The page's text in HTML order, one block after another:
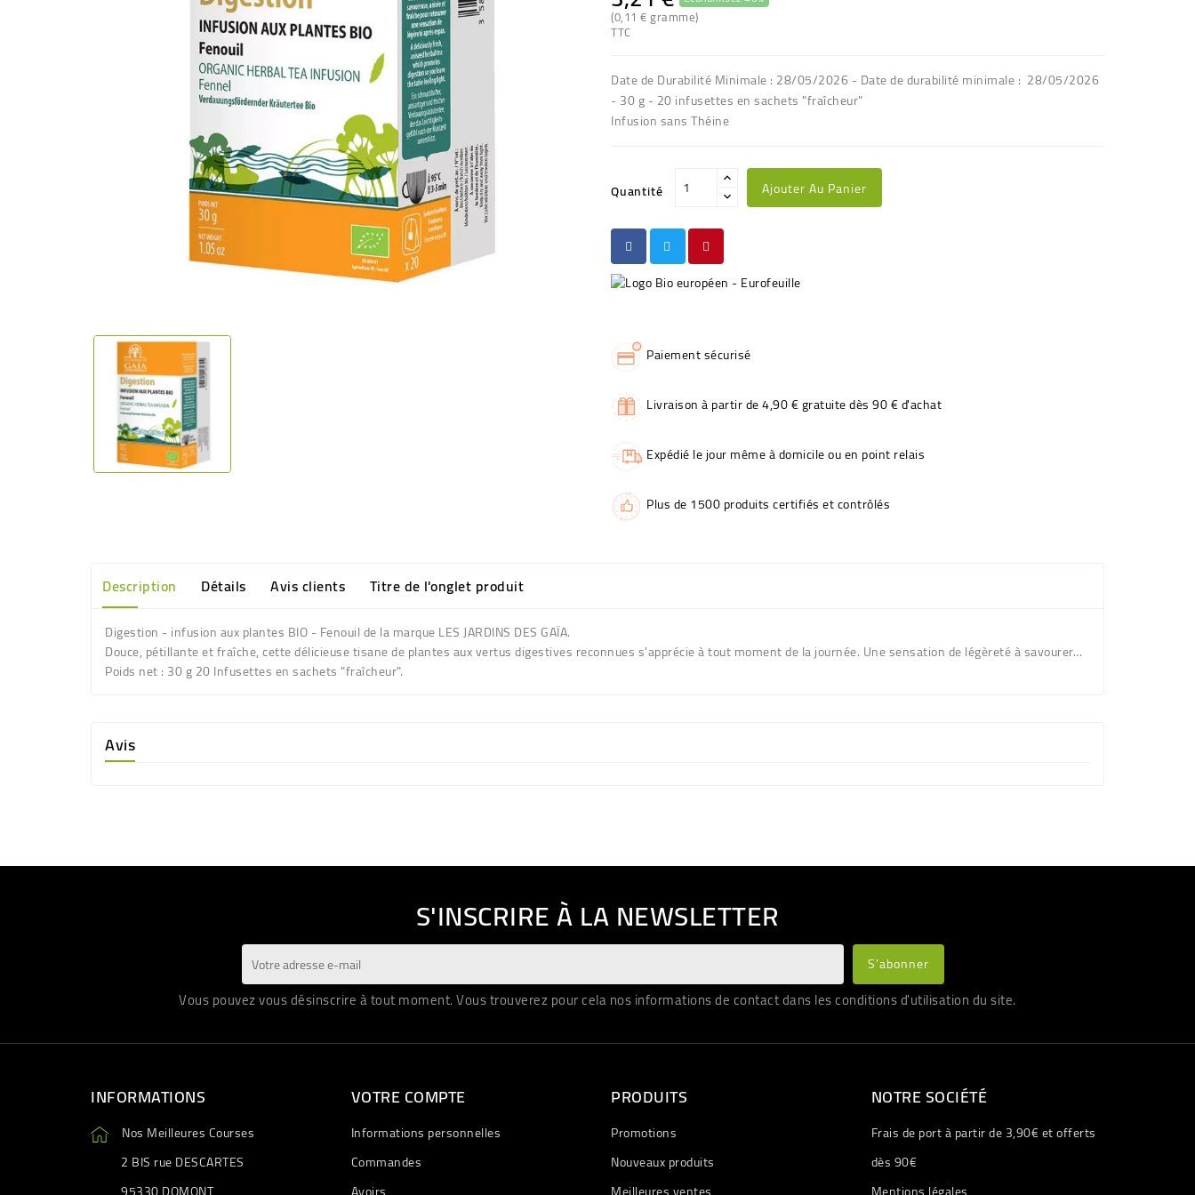
(0,11 € gramme)
TTC
Date de Durabilité Minimale : 28/05/2026 - Date de durabilité minimale : 28/05/2026
- 30 g - 20 infusettes en sachets "fraîcheur"
Infusion sans Théine
Quantité Ajouter Au Panier
Paiement sécurisé
Livraison à partir de 4,90 € gratuite dès 90 € d'achat
Expédié le jour même à domicile ou en point relais
Plus de 1500 produits certifiés et contrôlés
Description Détails Avis clients Titre de l'onglet produit
Digestion - infusion aux plantes BIO - Fenouil de la marque LES JARDINS DES GAÏA.
Douce, pétillante et fraîche, cette délicieuse tisane de plantes aux vertus digestives reconnues s'apprécie à tout moment de la journée. Une sensation de légèreté à savourer…
Poids net: 30 g 20 Infusettes en sachets "fraîcheur".
Avis
S'INSCRIRE À LA NEWSLETTER
Vous pouvez vous désinscrire à tout moment. Vous trouverez pour cela nos informations de contact dans les conditions d'utilisation du site.
INFORMATIONS
Nos Meilleures Courses
2 BIS rue DESCARTES
VOTRE COMPTE
Informations personnelles
Commandes
PRODUITS
Promotions
Nouveaux produits
NOTRE SOCIÉTÉ
Frais de port à partir de 3,90€ et offerts
dès 90€